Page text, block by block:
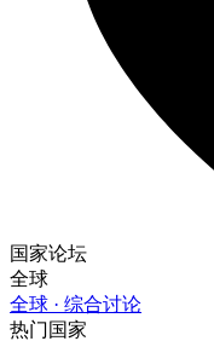
国家论坛
全球
全球 · 综合讨论
热门国家